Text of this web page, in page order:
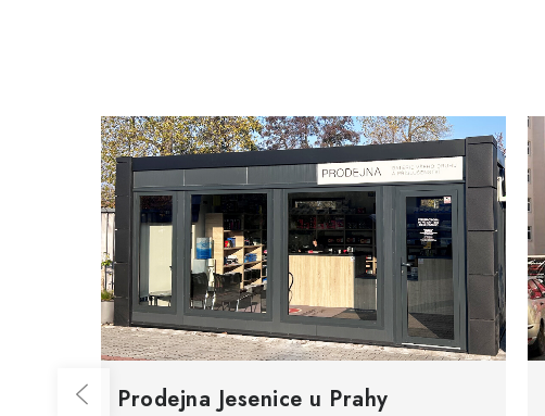
Prodejna Jesenice u Prahy